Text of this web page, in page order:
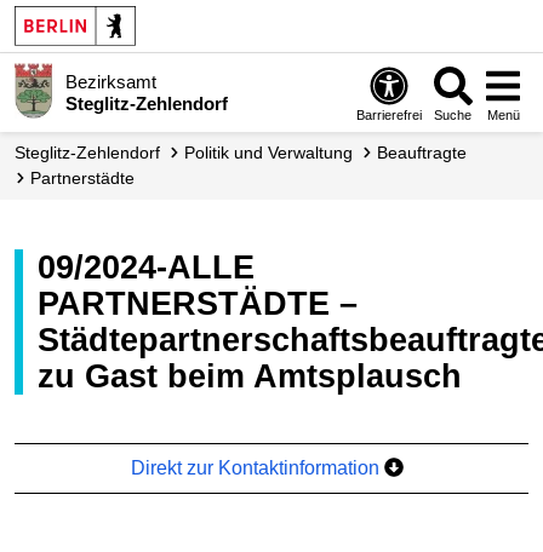
Bezirksamt
Steglitz-Zehlendorf
Barrierefrei Suche Menü
Steglitz-Zehlendorf Politik und Verwaltung
Beauftragte
Partnerstädte
09/2024-ALLE
PARTNERSTÄDTE –
zu Gast beim Amtsplausch
Direkt zur Kontaktinformation